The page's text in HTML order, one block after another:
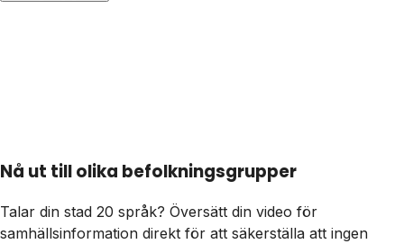
Nå ut till olika befolkningsgrupper
Talar din stad 20 språk? Översätt din video för
samhällsinformation direkt för att säkerställa att ingen